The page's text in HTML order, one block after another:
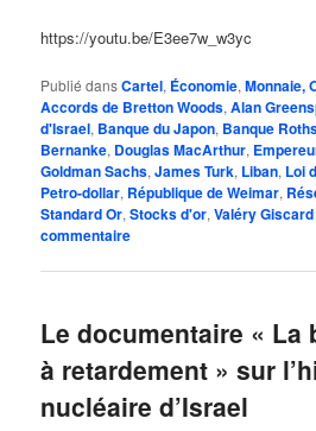
https://youtu.be/E3ee7w_w3yc
Publié dansCartel, Économie,Monnaie,
Accords de Bretton Woods,Alan
d'Israel, Banque du Japon, Banque
Bernanke, Douglas MacArthur,
Goldman Sachs,James Turk, Liban, Loi
Petro-dollar, République de Weimar,
Standard Or,Stocks d'or,Valéry
commentaire
Le documentaire « La
à retardement » sur
nucléaire d’Israel